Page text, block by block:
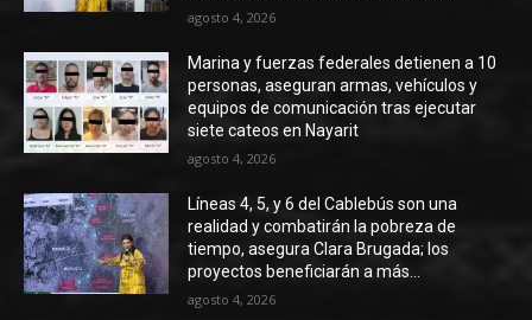
agosto 4, 2026
Marina y fuerzas federales detienen a 10
personas, aseguran armas, vehículos y
equipos de comunicación tras ejecutar
siete cateos en Nayarit
agosto 4, 2026
Líneas 4, 5, y 6 del Cablebús son una
realidad y combatirán la pobreza de
tiempo, asegura Clara Brugada; los
proyectos beneficiarán a más...
agosto 4, 2026